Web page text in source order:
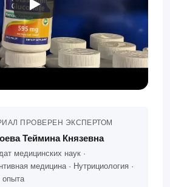
ПРОВЕРЕН ЭКСПЕРТОМ
Теймина Князевна
медицинских наук ·
медицина · Нутрициология ·
опыта